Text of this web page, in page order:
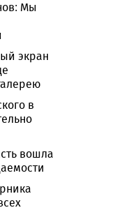
Мы
экран
в
вошла